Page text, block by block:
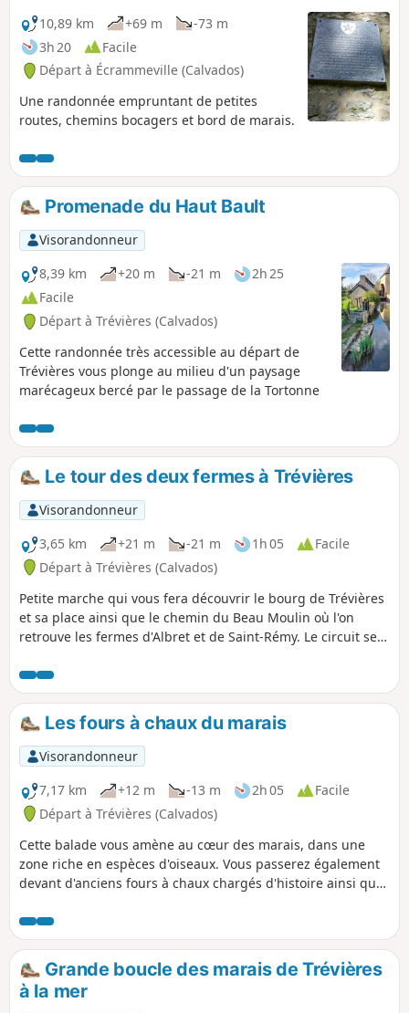
10,89 km
+69 m
-73 m
3h 20
Facile
Départ à Écrammeville (Calvados)
Une randonnée empruntant de petites
routes, chemins bocagers et bord de marais.
Promenade du Haut Bault
Visorandonneur
8,39 km
+20 m -21 m
2h 25
Facile
Départ à Trévières (Calvados)
Cette randonnée très accessible au départ de
Trévières vous plonge au milieu d'un paysage
marécageux bercé par le passage de la Tortonne
Le tour des deux fermes à Trévières
Visorandonneur
3,65 km
+21 m -21 m 1h 05
Facile
Départ à Trévières (Calvados)
Petite marche qui vous fera découvrir le bourg de Trévières
et sa place ainsi que le chemin du Beau Moulin où l'on
retrouve les fermes d'Albret et de Saint-Rémy. Le circuit se
terrains de football et de pétanque du village et où
quelques infrastructures sont mises à disposition pour les
loisirs sportifs des habitants : city stade, skate-park,
workout, etc.
Les fours à chaux du marais
Visorandonneur
7,17 km
+12 m -13 m 2h 05
Facile
Départ à Trévières (Calvados)
Cette balade vous amène au cœur des marais, dans une
zone riche en espèces d'oiseaux. Vous passerez également
devant d'anciens fours à chaux chargés d'histoire ainsi que
Grande boucle des marais de Trévières
à la mer